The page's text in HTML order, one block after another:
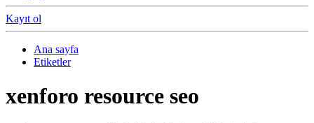
Kayıt ol
Ana sayfa
Etiketler
xenforo resource seo